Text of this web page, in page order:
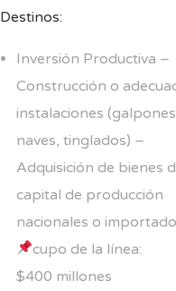
Destinos:
Inversión Productiva –
Construcción o
instalaciones
naves, tinglados) –
Adquisición de bienes
capital de producción
nacionales o
cupo de la línea:
$400 millones